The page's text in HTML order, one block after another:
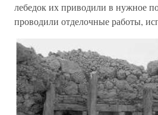
лебедок их приводили в нужное
проводили отделочные работы,